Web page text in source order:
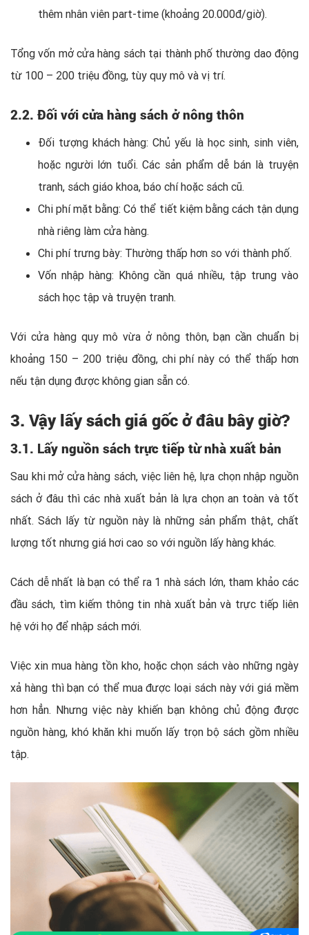
thêm nhân viên part-time (khoảng 20.000đ/giờ).
Tổng vốn mở cửa hàng sách tại thành phố thường dao động
từ 100 – 200 triệu đồng, tùy quy mô và vị trí.
2.2. Đối với cửa hàng sách ở nông thôn
Đối tượng khách hàng: Chủ yếu là học sinh, sinh viên,
hoặc người lớn tuổi. Các sản phẩm dễ bán là truyện
tranh, sách giáo khoa, báo chí hoặc sách cũ.
Chi phí mặt bằng: Có thể tiết kiệm bằng cách tận dụng
nhà riêng làm cửa hàng.
Chi phí trưng bày: Thường thấp hơn so với thành phố.
Vốn nhập hàng: Không cần quá nhiều, tập trung vào
sách học tập và truyện tranh.
Với cửa hàng quy mô vừa ở nông thôn, bạn cần chuẩn bị
khoảng 150 – 200 triệu đồng, chi phí này có thể thấp hơn
nếu tận dụng được không gian sẵn có.
3. Vậy lấy sách giá gốc ở đâu bây giờ?
3.1. Lấy nguồn sách trực tiếp từ nhà xuất bản
Sau khi mở cửa hàng sách, việc liên hệ, lựa chọn nhập nguồn
sách ở đâu thì các nhà xuất bản là lựa chọn an toàn và tốt
nhất. Sách lấy từ nguồn này là những sản phẩm thật, chất
lượng tốt nhưng giá hơi cao so với nguồn lấy hàng khác.
Cách dễ nhất là bạn có thể ra 1 nhà sách lớn, tham khảo các
đầu sách, tìm kiếm thông tin nhà xuất bản và trực tiếp liên
hệ với họ để nhập sách mới.
Việc xin mua hàng tồn kho, hoặc chọn sách vào những ngày
xả hàng thì bạn có thể mua được loại sách này với giá mềm
hơn hẳn. Nhưng việc này khiến bạn không chủ động được
nguồn hàng, khó khăn khi muốn lấy trọn bộ sách gồm nhiều
tập.